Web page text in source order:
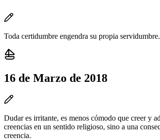
Toda certidumbre engendra su propia servidumbre.
16 de Marzo de 2018
Dudar es irritante, es menos cómodo que creer y
creencias en un sentido religioso, sino a una
creencia.